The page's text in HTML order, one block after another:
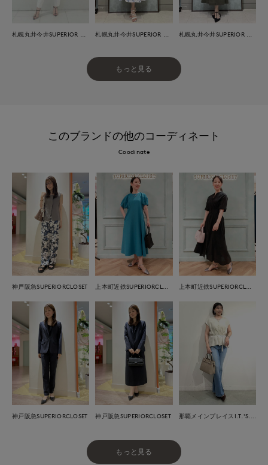
もっと見る
このブランドの他のコーディネート
Coodinate
神戸阪急SUPERIORCLOSET
神戸阪急SUPERIORCLOSET 神戸阪急SUPERIORCLOSET
もっと見る